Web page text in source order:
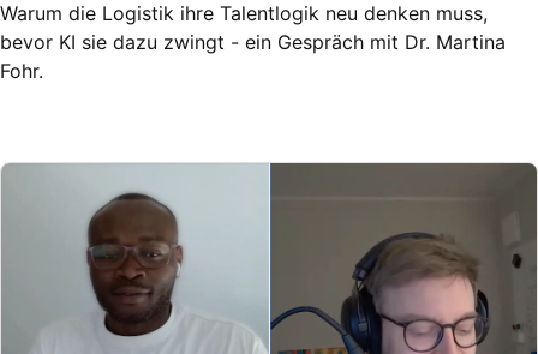
Warum die Logistik ihre Talentlogik neu denken muss,
bevor KI sie dazu zwingt - ein Gespräch mit Dr. Martina
Fohr.